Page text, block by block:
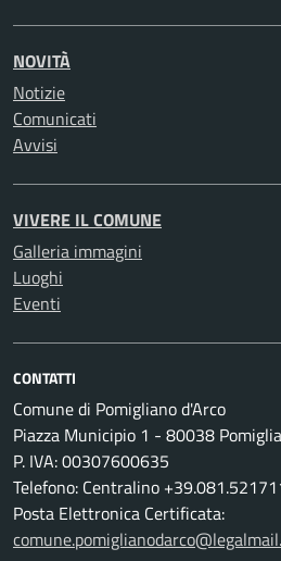
NOVITÀ
Notizie
Comunicati
Avvisi
VIVERE IL COMUNE
Galleria immagini
Luoghi
Eventi
CONTATTI
Comune di Pomigliano d'Arco
Piazza Municipio 1 - 80038
P. IVA: 00307600635
Telefono: Centralino
Posta Elettronica Certificata: